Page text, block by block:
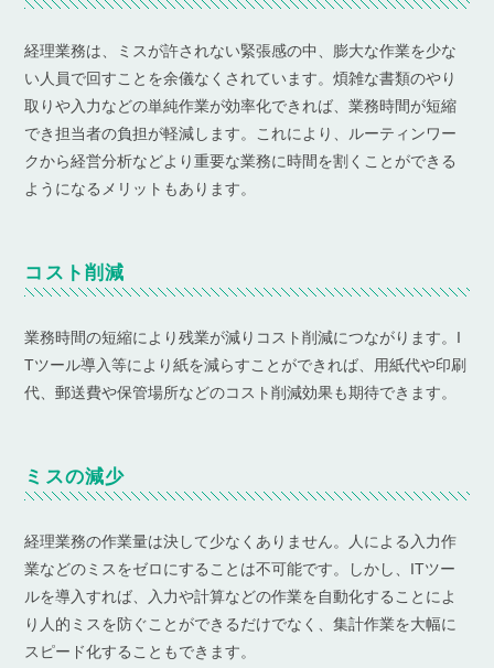
経理業務は、ミスが許されない緊張感の中、膨大な作業を少な
い人員で回すことを余儀なくされています。煩雑な書類のやり
取りや入力などの単純作業が効率化できれば、業務時間が短縮
でき担当者の負担が軽減します。これにより、ルーティンワー
クから経営分析などより重要な業務に時間を割くことができる
ようになるメリットもあります。
コスト削減
業務時間の短縮により残業が減りコスト削減につながります。I
Tツール導入等により紙を減らすことができれば、用紙代や印刷
代、郵送費や保管場所などのコスト削減効果も期待できます。
ミスの減少
経理業務の作業量は決して少なくありません。人による入力作
業などのミスをゼロにすることは不可能です。しかし、ITツー
ルを導入すれば、入力や計算などの作業を自動化することによ
り人的ミスを防ぐことができるだけでなく、集計作業を大幅に
スピード化することもできます。